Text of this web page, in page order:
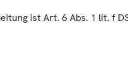
ist Art. 6 Abs. 1 lit. f